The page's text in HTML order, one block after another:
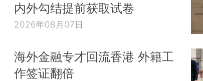
内外勾结提前获取试卷
2026年08月07日
海外金融专才回流香港 外籍工
作签证翻倍